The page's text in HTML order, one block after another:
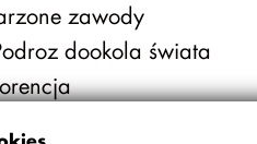
zawody
dookola świata